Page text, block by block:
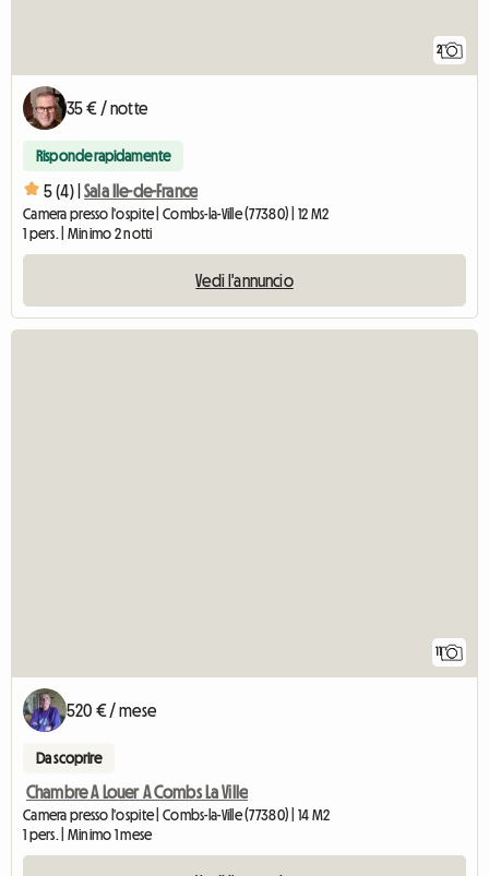
2
35 € / notte
Risponde rapidamente
5 (4) | Sala Ile-de-France
Camera presso l'ospite | Combs-la-Ville (77380) | 12 M2
1 pers. | Minimo 2 notti
Vedi l'annuncio
520 € / mese
Da scoprire
Chambre A Louer A Combs La Ville
Camera presso l'ospite | Combs-la-Ville (77380) | 14 M2
1 pers. | Minimo 1 mese